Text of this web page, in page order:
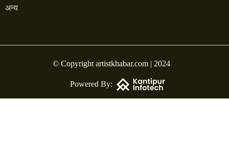
अन्य
© Copyright artistkhabar.com | 2024
Powered By: